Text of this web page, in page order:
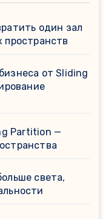
один зал
пространств
от Sliding
Partition —
света,